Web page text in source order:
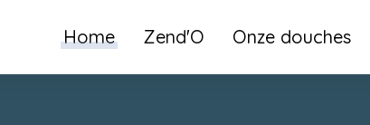
Home Zend'O Onze douches